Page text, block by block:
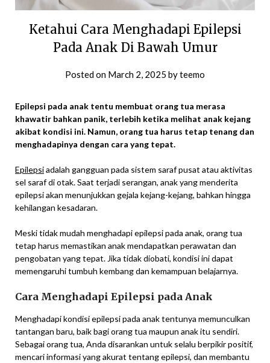
Ketahui Cara Menghadapi Epilepsi
Pada Anak Di Bawah Umur
Posted on March 2, 2025 byteemo
Epilepsi pada anak tentu membuat orang tua merasa
khawatir bahkan panik, terlebih ketika melihat anak kejang
akibat kondisi ini. Namun, orang tua harus tetap tenang dan
menghadapinya dengan cara yang tepat.
Epilepsiadalah gangguan pada sistem saraf pusat atau aktivitas
sel saraf di otak. Saat terjadi serangan, anak yang menderita
epilepsi akan menunjukkan gejala kejang-kejang, bahkan hingga
kehilangan kesadaran.
Meski tidak mudah menghadapi epilepsi pada anak, orang tua
tetap harus memastikan anak mendapatkan perawatan dan
pengobatan yang tepat. Jika tidak diobati, kondisi ini dapat
memengaruhi tumbuh kembang dan kemampuan belajarnya.
Cara Menghadapi Epilepsi pada Anak
Menghadapi kondisi epilepsi pada anak tentunya memunculkan
tantangan baru, baik bagi orang tua maupun anak itu sendiri.
Sebagai orang tua, Anda disarankan untuk selalu berpikir positif,
mencari informasi yang akurat tentang epilepsi, dan membantu